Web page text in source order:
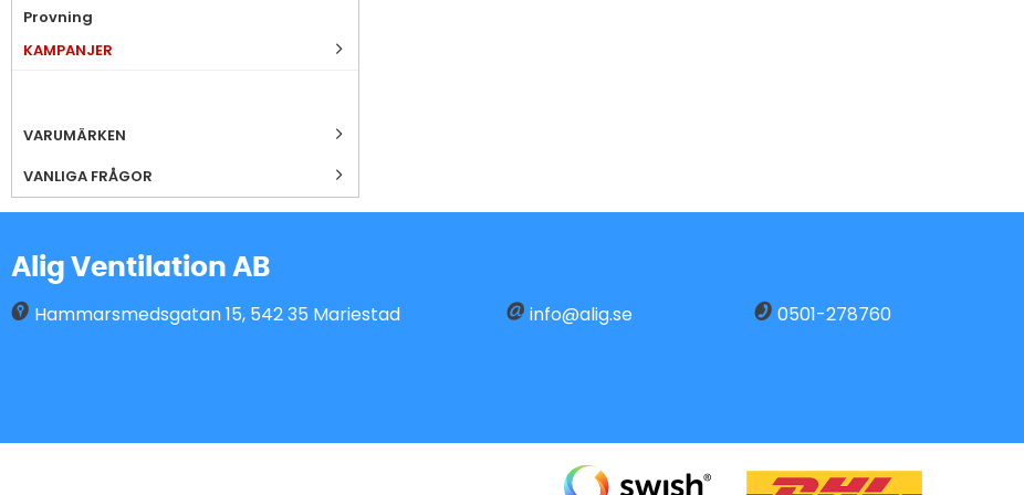
Provning
KAMPANJER
VARUMÄRKEN
VANLIGA FRÅGOR
Alig Ventilation AB
Hammarsmedsgatan 15, 542 35 Mariestad info@alig.se 0501-278760